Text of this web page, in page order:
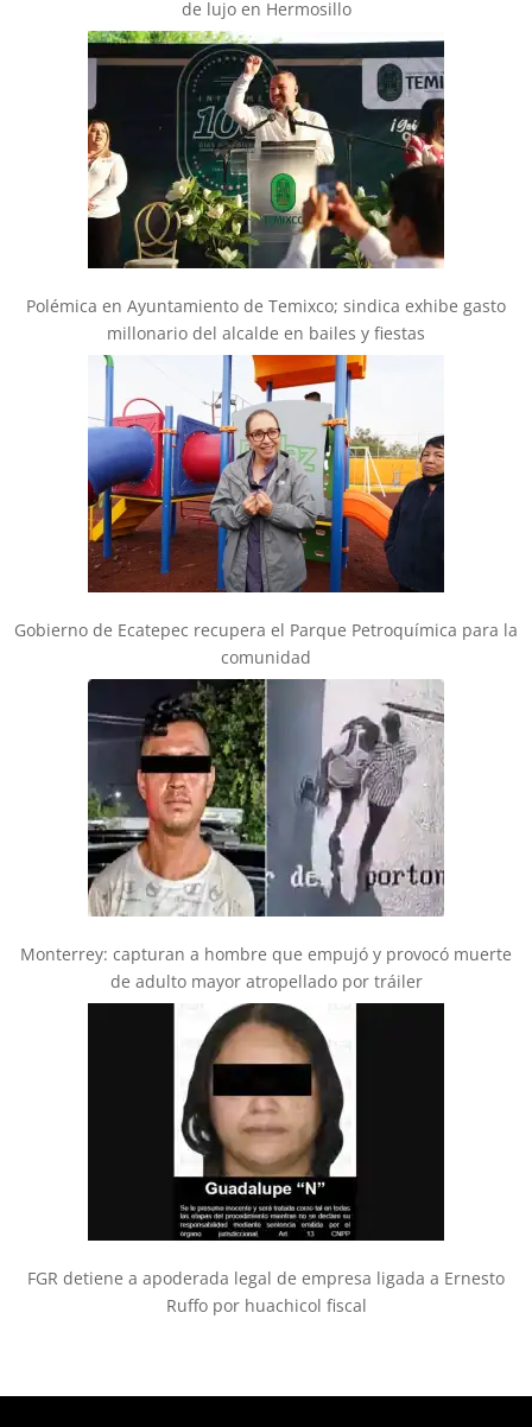
de lujo en Hermosillo
Polémica en Ayuntamiento de Temixco; sindica exhibe gasto
millonario del alcalde en bailes y fiestas
Gobierno de Ecatepec recupera el Parque Petroquímica para la
comunidad
Monterrey: capturan a hombre que empujó y provocó muerte
de adulto mayor atropellado por tráiler
FGR detiene a apoderada legal de empresa ligada a Ernesto
Ruffo por huachicol fiscal